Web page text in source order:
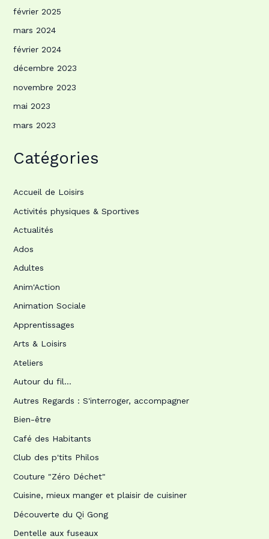
février 2025
mars 2024
février 2024
décembre 2023
novembre 2023
mai 2023
mars 2023
Catégories
Accueil de Loisirs
Activités physiques & Sportives
Actualités
Ados
Adultes
Anim'Action
Animation Sociale
Apprentissages
Arts & Loisirs
Ateliers
Autour du fil…
Autres Regards : S'interroger, accompagner
Bien-être
Café des Habitants
Club des p'tits Philos
Couture "Zéro Déchet"
Cuisine, mieux manger et plaisir de cuisiner
Découverte du Qi Gong
Dentelle aux fuseaux